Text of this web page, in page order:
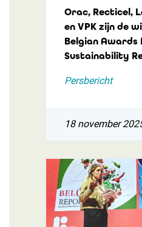
Orac, Recticel,
en VPK zijn de
Belgian Awards
Sustainability
Persbericht
18 november